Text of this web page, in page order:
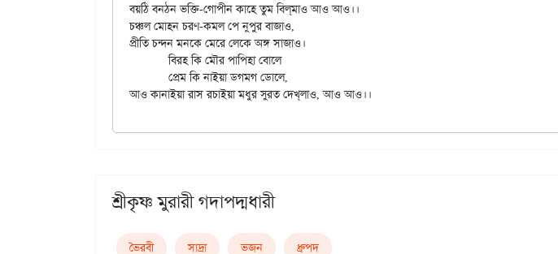
বয়ঠি বনঠন ভক্তি-গোপীন কাহে তুম বিল্‌মাও আও আও।।
চঞ্চল মোহন চরণ-কমল পে নুপুর বাজাও,
প্রীতি চন্দন মনকে মেরে লেকে অঙ্গ সাজাও।
	বিরহ কি মৌর পাপিহা বোলে
শ্রীকৃষ্ণ মুরারী গদাপদ্মধারী
ভৈরবী সাদ্রা ভজন ধ্রুপদ